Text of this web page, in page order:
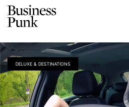
DELUXE & DESTINATIONS